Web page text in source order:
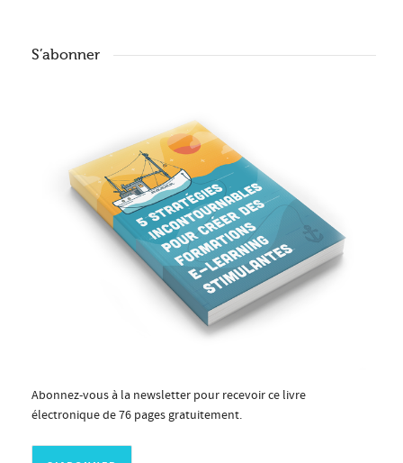
S’abonner
Abonnez-vous à la newsletter pour recevoir ce livre
électronique de 76 pages gratuitement.